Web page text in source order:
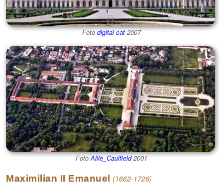
Fotodigital cat2007
FotoAllie_Caulfield2001
Maximilian II Emanuel (1662-1726)